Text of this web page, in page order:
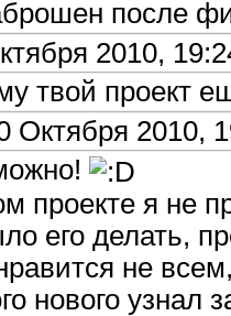
после
2010,
твой проект
Октября 2010,
проекте я не
его делать,
не
нового узнал